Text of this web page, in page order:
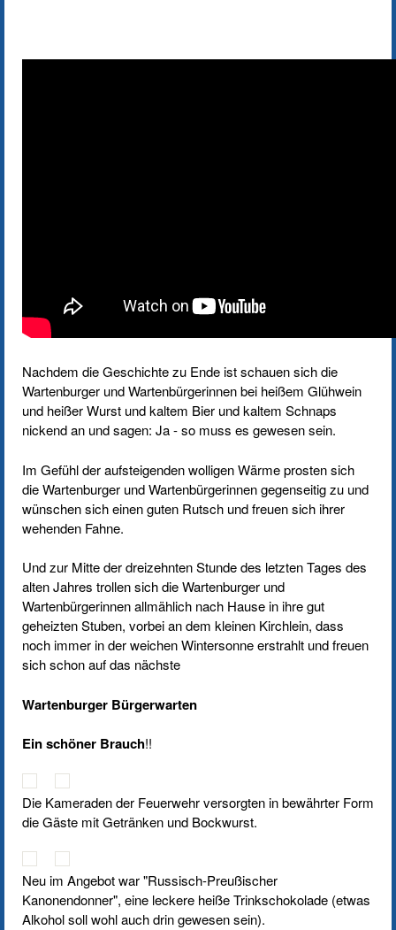
Nachdem die Geschichte zu Ende ist schauen sich die
Wartenburger und Wartenbürgerinnen bei heißem Glühwein
und heißer Wurst und kaltem Bier und kaltem Schnaps
nickend an und sagen: Ja - so muss es gewesen sein.
Im Gefühl der aufsteigenden wolligen Wärme prosten sich
die Wartenburger und Wartenbürgerinnen gegenseitig zu und
wünschen sich einen guten Rutsch und freuen sich ihrer
wehenden Fahne.
Und zur Mitte der dreizehnten Stunde des letzten Tages des
alten Jahres trollen sich die Wartenburger und
Wartenbürgerinnen allmählich nach Hause in ihre gut
geheizten Stuben, vorbei an dem kleinen Kirchlein, dass
noch immer in der weichen Wintersonne erstrahlt und freuen
sich schon auf das nächste
Wartenburger Bürgerwarten
Ein schöner Brauch!!
Die Kameraden der Feuerwehr versorgten in bewährter Form
die Gäste mit Getränken und Bockwurst.
Neu im Angebot war "Russisch-Preußischer
Kanonendonner", eine leckere heiße Trinkschokolade (etwas
Alkohol soll wohl auch drin gewesen sein).